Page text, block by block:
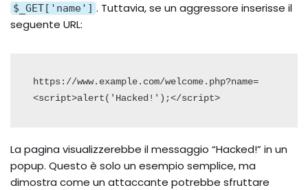
$_GET['name'] . Tuttavia, se un aggressore inserisse il
seguente URL:
https://www.example.com/welcome.php?name=
<script>alert('Hacked!');</script>
La pagina visualizzerebbe il messaggio “Hacked!” in un
popup. Questo è solo un esempio semplice, ma
dimostra come un attaccante potrebbe sfruttare